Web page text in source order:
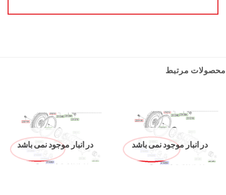
محصولات مرتبط
در انبار موجود نمی باشد در انبار موجود نمی باشد